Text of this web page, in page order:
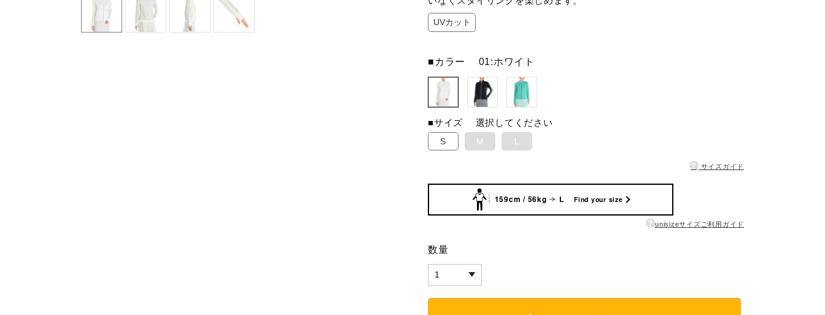
ウォーキングシューズ UVカット
■カラー 01:ホワイト
■サイズ 選択してください
S M L
? サイズガイド
159cm / 56kg L Find your size
? unisizeサイズご利用ガイド
数量